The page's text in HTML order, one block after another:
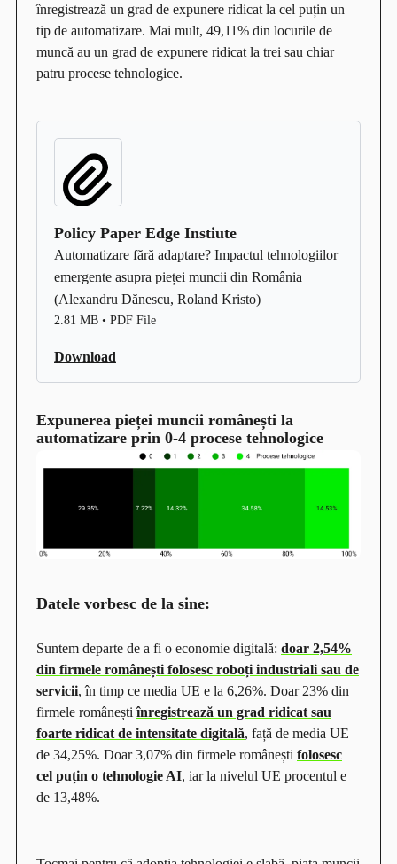
înregistrează un grad de expunere ridicat la cel puțin un
tip de automatizare. Mai mult, 49,11% din locurile de
muncă au un grad de expunere ridicat la trei sau chiar
patru procese tehnologice.
Policy Paper Edge Instiute
Automatizare fără adaptare? Impactul tehnologiilor
emergente asupra pieței muncii din România
(Alexandru Dănescu, Roland Kristo)
2.81 MB • PDF File
Download
Expunerea pieței muncii românești la
automatizare prin 0-4 procese tehnologice
Datele vorbesc de la sine:
Suntem departe de a fi o economie digitală: doar 2,54%
din firmele românești folosesc roboți industriali sau de
servicii, în timp ce media UE e la 6,26%. Doar 23% din
firmele româneștiînregistrează un grad ridicat sau
foarte ridicat de intensitate digitală, față de media UE
de 34,25%. Doar 3,07% din firmele românești folosesc
cel puțin o tehnologie AI, iar la nivelul UE procentul e
de 13,48%.